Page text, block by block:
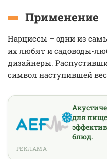
Применение
Нарциссы – одни из
их любят и садоводы-
дизайнеры.
символ наступившей
для
блюд.
РЕКЛАМА